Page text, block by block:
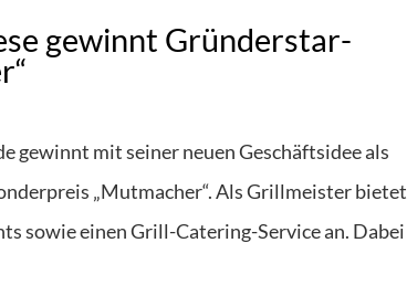
gewinnt Gründerstar-
gewinnt mit seiner neuen Geschäftsidee als
„Mutmacher“. Als Grillmeister bietet
sowie einen Grill-Catering-Service an. Dabei